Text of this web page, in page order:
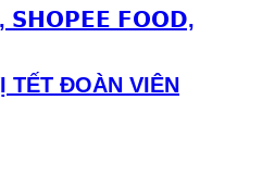
𝗦𝗛𝗢𝗣𝗘𝗘 𝗙𝗢𝗢𝗗,
TẾT ĐOÀN VIÊN